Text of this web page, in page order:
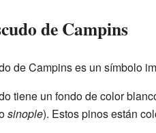
de Campins
de Campins es un símbolo
tiene un fondo de color
sinople). Estos pinos están